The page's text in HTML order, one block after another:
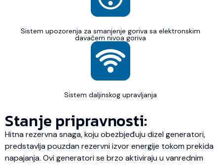
Sistem upozorenja za smanjenje goriva sa elektronskim
davačem nivoa goriva
Sistem daljinskog upravljanja
Stanje pripravnosti:
Hitna rezervna snaga, koju obezbjeđuju dizel generatori,
predstavlja pouzdan rezervni izvor energije tokom prekida
napajanja. Ovi generatori se brzo aktiviraju u vanrednim